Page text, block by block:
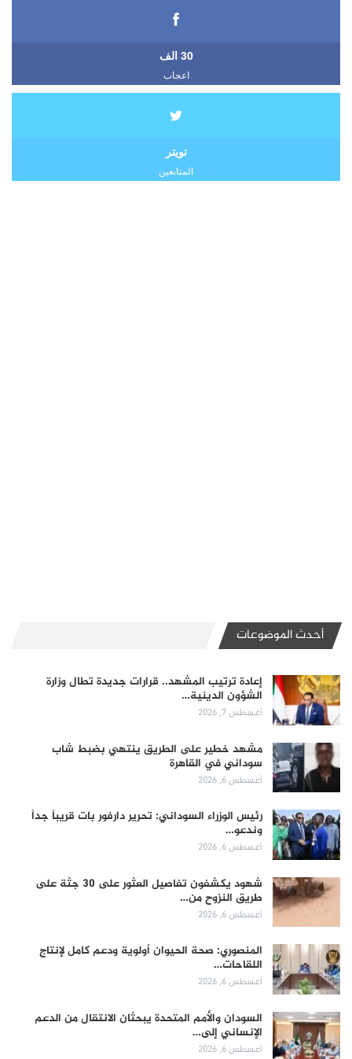
30 الف
اعجاب
تويتر
المتابعين
أحدث الموضوعات
إعادة ترتيب المشهد.. قرارات جديدة تطال وزارة
الشؤون الدينية…
أغسطس 7, 2026
مشهد خطير على الطريق ينتهي بضبط شاب
سوداني في القاهرة
أغسطس 6, 2026
رئيس الوزراء السوداني: تحرير دارفور بات قريباً جداً
وندعو…
أغسطس 6, 2026
شهود يكشفون تفاصيل العثور على 30 جثة على
طريق النزوح من…
أغسطس 6, 2026
المنصوري: صحة الحيوان أولوية ودعم كامل لإنتاج
اللقاحات…
أغسطس 6, 2026
السودان والأمم المتحدة يبحثان الانتقال من الدعم
الإنساني إلى…
أغسطس 6, 2026